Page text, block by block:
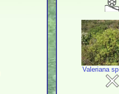
Valeriana